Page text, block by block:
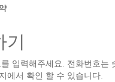
기
입력해주세요. 전화번호는
에서 확인 할 수 있습니다.